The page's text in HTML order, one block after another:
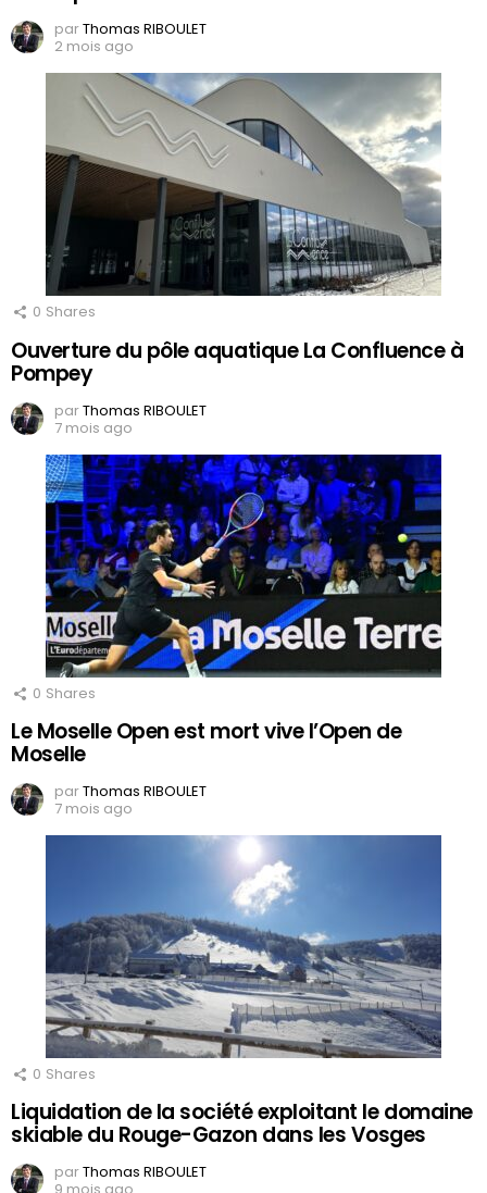
parThomas RIBOULET
2 mois ago
0 Shares
Ouverture du pôle aquatique La Confluence à
Pompey
parThomas RIBOULET
7 mois ago
0 Shares
Le Moselle Open est mort vive l’Open de
Moselle
parThomas RIBOULET
7 mois ago
0 Shares
Liquidation de la société exploitant le domaine
skiable du Rouge-Gazon dans les Vosges
parThomas RIBOULET